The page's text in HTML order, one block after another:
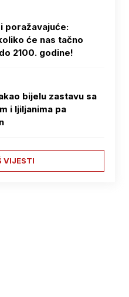
poražavajuće:
će nas tačno
2100. godine!
bijelu zastavu sa
i ljiljanima pa
VIJESTI